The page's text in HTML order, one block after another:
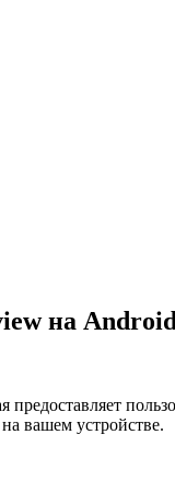
на Android
вашем устройстве.